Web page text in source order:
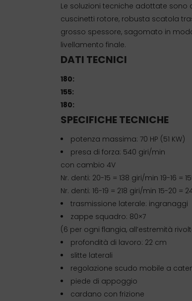
Le soluzioni tecniche adottate
cuscinetti rotore, robusta scatola
grosso spessore, sagomato in
livellamento finale.
DATI TECNICI
180:
155:
180:
SPECIFICHE TECNICHE
potenza massima: 70 HP (51 KW)
presa di forza: 540 giri/min
con cambio 4V
Nr. denti: 20-15 = 138 giri/min 19-16 =
Nr. denti: 16-19 = 218 giri/min 15-20 =
trasmissione laterale: ingranaggi
zappe squadro: 80×7
(6 per ogni flangia, all’estremità
profondità di lavoro: 22 cm
slitte laterali
regolazione scudo mobile a
piede di appoggio
cardano con frizione